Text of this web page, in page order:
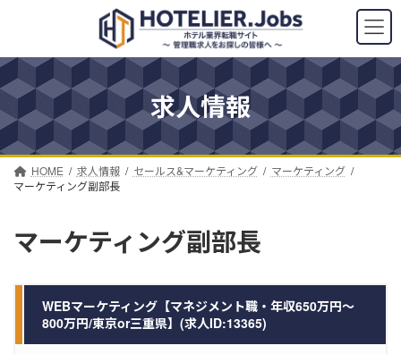
ン
ツ
へ
ス
キ
ッ
ー
シ
ョ
ン
に
移
求人情報
HOME 求人情報 セールス&マーケティング
マーケティング
マーケティング副部長
マーケティング副部長
WEBマーケティング【マネジメント職・年収650万円～
800万円/東京or三重県】(求人ID:13365)